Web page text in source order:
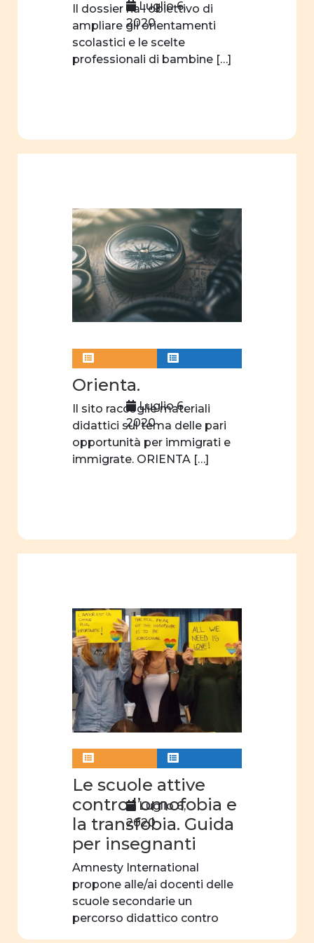
Comunicazione
visiva
Attività
quotidiane
di vita
pari
opportunità
interculturalità
donne
e
storia
teatro
donne
e
professionali
sessuale
ruolo
sociale
e
politico
Cifre
della
parità
Analisi
statistica
fatti e
Legge
parità
Il dossier ha l’obiettivo di
ampliare gli orientamenti
scolastici e le scelte
professionali di bambine […]
Luglio 6,
2020
Orienta.
Il sito raccoglie materiali
didattici sul tema delle pari
opportunità per immigrati e
immigrate. ORIENTA […]
Luglio 6,
2020
Le scuole attive
contro l’omofobia e
la transfobia. Guida
per insegnanti
Amnesty International
propone alle/ai docenti delle
scuole secondarie un
percorso didattico contro
Luglio 6,
2020